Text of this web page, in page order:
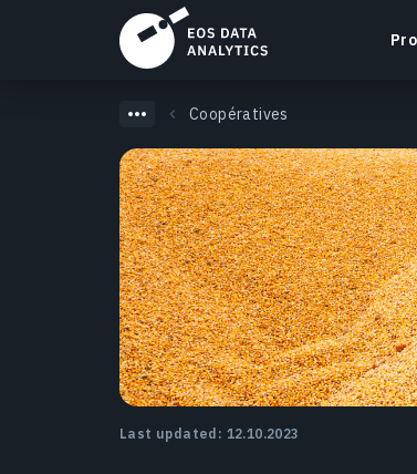
LandViewer
Recherchez, visualisez et analysez des
satellite directement dans votre
En savoir plus
Coopératives
Last updated: 12.10.2023